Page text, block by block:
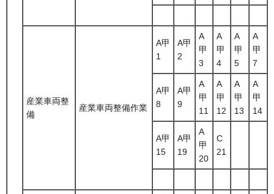
産業車両整
備
産業車両整備作業
A甲
1
A甲
2
A
甲
3
A
甲
4
A
甲
5
A
甲
7
A甲
8
A甲
9
A
甲
11
A
甲
12
A
甲
13
A
甲
14
A甲
15
A甲
19
A
甲
20
C
21